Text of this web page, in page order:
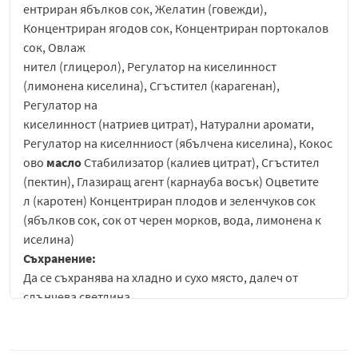
ентриран ябълков сок, Желатин (говежди),
Концентриран ягодов сок, Концентриран портокалов
сок, Овлаж
нител (глицерол), Регулатор на киселинност
(лимонена киселина), Сгъстител (карагенан),
Регулатор на
киселинност (натриев цитрат), Натурални аромати,
Регулатор на киселнниост (ябълчена киселина), Кокос
ово маслоСтабилизатор (калиев цитрат), Сгъстител
(пектин), Глазиращ агент (карнауба восък) Оцветите
л (каротен) Концентриран плодов и зеленчуков сок
(ябълков сок, сок от черен морков, вода, лимонена к
иселина)
Съхранение:
Да се съхранява на хладно и сухо място, далеч от
слънчева светлина